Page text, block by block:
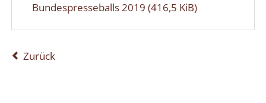
Bundespresseballs 2019 (416,5 KiB)
Zurück